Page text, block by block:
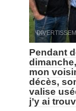
Pendant
mon
décès,
valise
j’y ai